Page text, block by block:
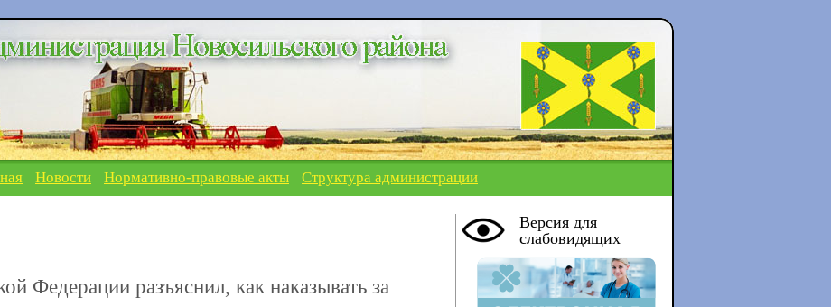
Новости Нормативно-правовые акты Структура администрации
Федерации разъяснил, как наказывать за
Версия для
слабовидящих